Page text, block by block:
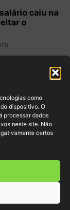
como
dispositivo. O
processar dados
neste site. Não
certos
caiu na
o
fora do